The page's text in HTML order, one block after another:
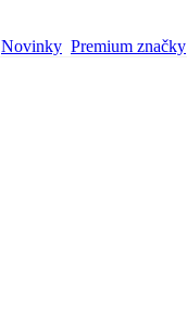
Novinky Premium značky